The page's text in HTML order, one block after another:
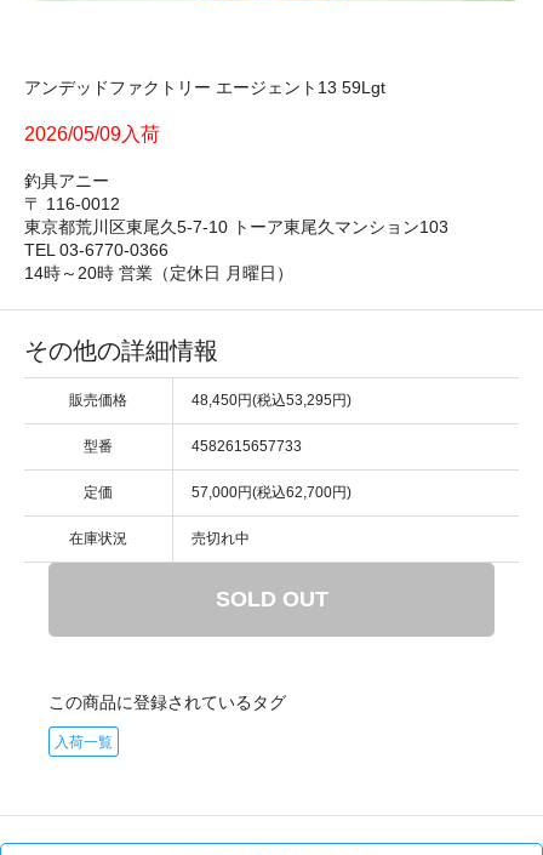
アンデッドファクトリー エージェント13 59Lgt
2026/05/09入荷
釣具アニー
〒 116-0012
東京都荒川区東尾久5-7-10 トーア東尾久マンション103
TEL 03-6770-0366
14時～20時 営業（定休日 月曜日）
その他の詳細情報
販売価格 48,450円(税込53,295円)
型番 4582615657733
定価 57,000円(税込62,700円)
在庫状況 売切れ中
SOLD OUT
この商品に登録されているタグ
入荷一覧